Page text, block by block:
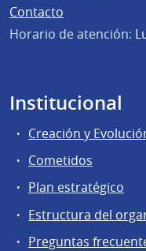
Contacto
Horario de atención:
Institucional
Creación y
Cometidos
Plan estratégico
Estructura del
Preguntas